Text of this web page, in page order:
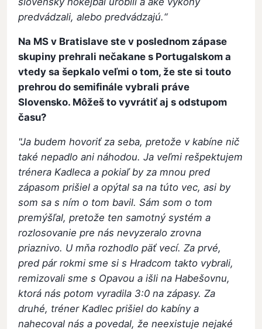
predvádzali, alebo predvádzajú.“
Na MS v Bratislave ste v poslednom zápase
skupiny prehrali nečakane s Portugalskom a
vtedy sa šepkalo veľmi o tom, že ste si touto
prehrou do semifinále vybrali práve
Slovensko. Môžeš to vyvrátiť aj s odstupom
času?
"Ja budem hovoriť za seba, pretože v kabíne nič
také nepadlo ani náhodou. Ja veľmi rešpektujem
trénera Kadleca a pokiaľ by za mnou pred
zápasom prišiel a opýtal sa na túto vec, asi by
som sa s ním o tom bavil. Sám som o tom
premýšľal, pretože ten samotný systém a
rozlosovanie pre nás nevyzeralo zrovna
priaznivo. U mňa rozhodlo päť vecí. Za prvé,
pred pár rokmi sme si s Hradcom takto vybrali,
remizovali sme s Opavou a išli na Habešovnu,
ktorá nás potom vyradila 3:0 na zápasy. Za
druhé, tréner Kadlec prišiel do kabíny a
nahecoval nás a povedal, že neexistuje nejaké